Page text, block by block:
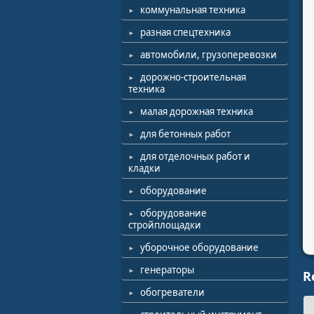
коммунальная техника
разная спецтехника
автомобили, грузоперевозки
дорожно-строительная
техника
малая дорожная техника
для бетонных работ
для отделочных работ и
кладки
оборудование
оборудование
стройплощадки
уборочное оборудование
генераторы
обогреватели